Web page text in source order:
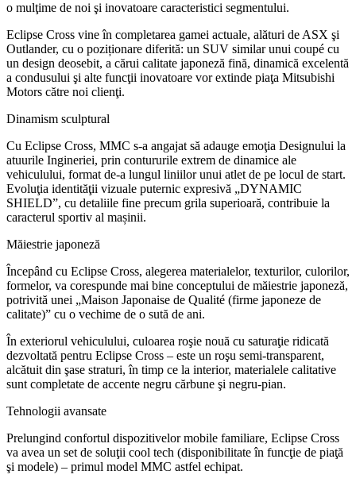
o mulţime de noi şi inovatoare caracteristici segmentului.
Eclipse Cross vine în completarea gamei actuale, alături de ASX şi
Outlander, cu o poziționare diferită: un SUV similar unui coupé cu
un design deosebit, a cărui calitate japoneză fină, dinamică excelentă
a condusului şi alte funcţii inovatoare vor extinde piaţa Mitsubishi
Motors către noi clienţi.
Dinamism sculptural
Cu Eclipse Cross, MMC s-a angajat să adauge emoţia Designului la
atuurile Ingineriei, prin contururile extrem de dinamice ale
vehiculului, format de-a lungul liniilor unui atlet de pe locul de start.
Evoluţia identităţii vizuale puternic expresivă „DYNAMIC
SHIELD”, cu detaliile fine precum grila superioară, contribuie la
caracterul sportiv al mașinii.
Măiestrie japoneză
Începând cu Eclipse Cross, alegerea materialelor, texturilor, culorilor,
formelor, va corespunde mai bine conceptului de măiestrie japoneză,
potrivită unei „Maison Japonaise de Qualité (firme japoneze de
calitate)” cu o vechime de o sută de ani.
În exteriorul vehiculului, culoarea roşie nouă cu saturaţie ridicată
dezvoltată pentru Eclipse Cross – este un roşu semi-transparent,
alcătuit din şase straturi, în timp ce la interior, materialele calitative
sunt completate de accente negru cărbune şi negru-pian.
Tehnologii avansate
Prelungind confortul dispozitivelor mobile familiare, Eclipse Cross
va avea un set de soluţii cool tech (disponibilitate în funcţie de piaţă
şi modele) – primul model MMC astfel echipat.